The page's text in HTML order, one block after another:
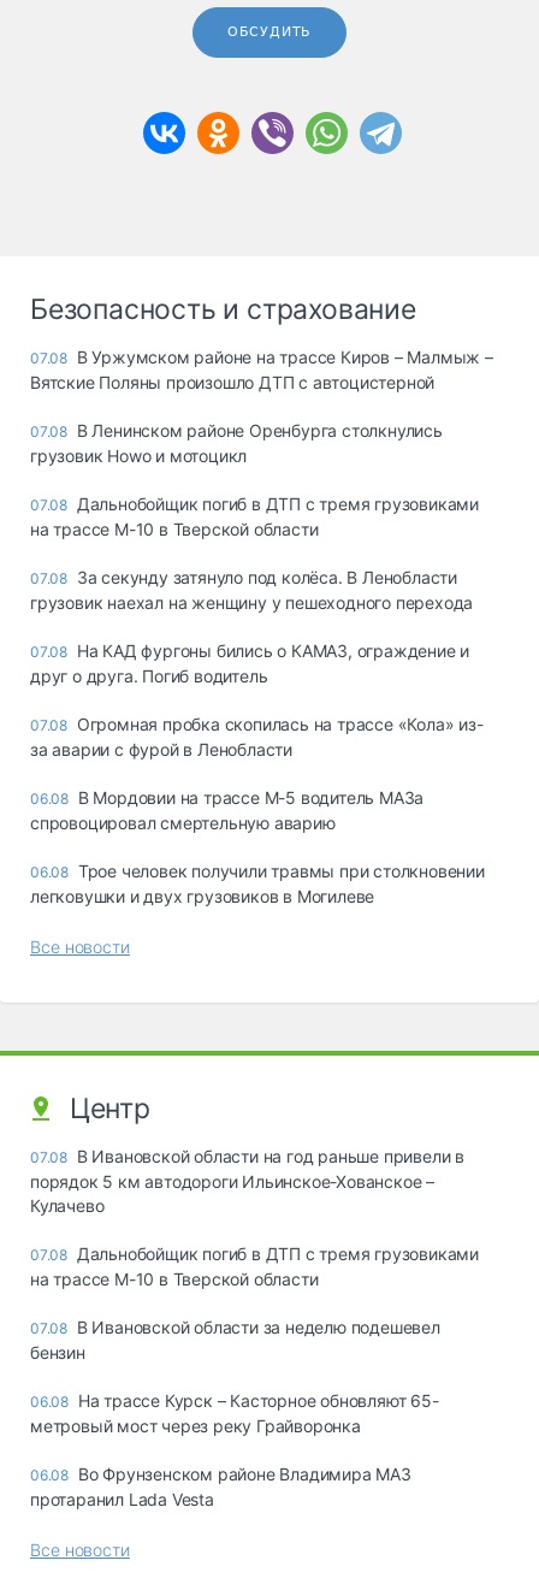
ОБСУДИТЬ
Безопасность и страхование
07.08 В Уржумском районе на трассе Киров – Малмыж –
Вятские Поляны произошло ДТП с автоцистерной
07.08 В Ленинском районе Оренбурга столкнулись
грузовик Howo и мотоцикл
07.08 Дальнобойщик погиб в ДТП с тремя грузовиками
на трассе М-10 в Тверской области
07.08 За секунду затянуло под колёса. В Ленобласти
грузовик наехал на женщину у пешеходного перехода
07.08 На КАД фургоны бились о КАМАЗ, ограждение и
друг о друга. Погиб водитель
07.08 Огромная пробка скопилась на трассе «Кола» из-
за аварии с фурой в Ленобласти
06.08 В Мордовии на трассе М-5 водитель МАЗа
спровоцировал смертельную аварию
06.08 Трое человек получили травмы при столкновении
легковушки и двух грузовиков в Могилеве
Все новости
Центр
07.08 В Ивановской области на год раньше привели в
порядок 5 км автодороги Ильинское-Хованское –
Кулачево
07.08 Дальнобойщик погиб в ДТП с тремя грузовиками
на трассе М-10 в Тверской области
07.08 В Ивановской области за неделю подешевел
бензин
06.08 На трассе Курск – Касторное обновляют 65-
метровый мост через реку Грайворонка
06.08 Во Фрунзенском районе Владимира МАЗ
протаранил Lada Vesta
Все новости